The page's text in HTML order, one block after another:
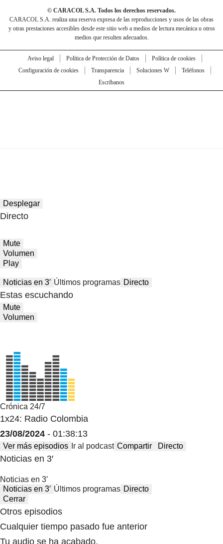
© CARACOL S.A. Todos los derechos reservados.
CARACOL S.A. realiza una reserva expresa de las reproducciones y usos de las obras
y otras prestaciones accesibles desde este sitio web a medios de lectura mecánica u otros
medios que resulten adecuados.
Aviso legal Política de Protección de Datos
Política de cookies
Configuración de cookies
Transparencia Soluciones W
Teléfonos
Escríbanos
Desplegar
Directo
Mute
Volumen
Play
Noticias en 3′ Últimos programas Directo
Estas escuchando
Mute
Volumen
Crónica 24/7
1x24: Radio Colombia
23/08/2024 - 01:38:13
Ver más episodios Ir al podcast Compartir Directo
Noticias en 3′
Noticias en 3′
Noticias en 3′ Últimos programas Directo
Cerrar
Otros episodios
Cualquier tiempo pasado fue anterior
Tu audio se ha acabado.